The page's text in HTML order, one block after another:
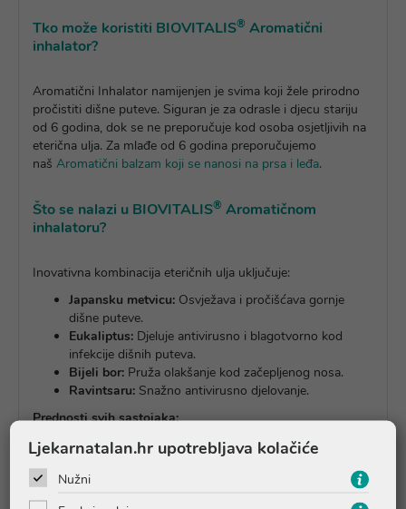
Tko može koristiti BIOVITALIS® Aromatični
inhalator?
Aromatični Inhalator namijenjen je svima koji žele prirodno
pročistiti dišne puteve. Siguran je za odrasle i djecu stariju
od 6 godina, dok se ne preporučuje kod osoba osjetljivih na
eterična ulja. Za mlađe od 6 godina preporučujemo
naš Aromatični balzam koji se nanosi na prsa i leđa.
Što se nalazi u BIOVITALIS® Aromatičnom
inhalatoru?
Inovativna kombinacija eteričnih ulja uključuje:
Japansku metvicu: Osvježava i pročišćava gornje
dišne puteve.
Eukaliptus: Djeluje antivirusno i blagotvorno kod
infekcije dišnih puteva.
Bijeli bor: Pruža olakšanje kod začepljenog nosa.
Ravintsaru: Snažno antivirusno djelovanje.
Prednosti svih sastojaka:
Japanska metvica i eukaliptus pročišćavaju dišne
Bijeli bor pruža olakšanje kod začepljenog nosa.
Ljekarnatalan.hr upotrebljava kolačiće
Nužni